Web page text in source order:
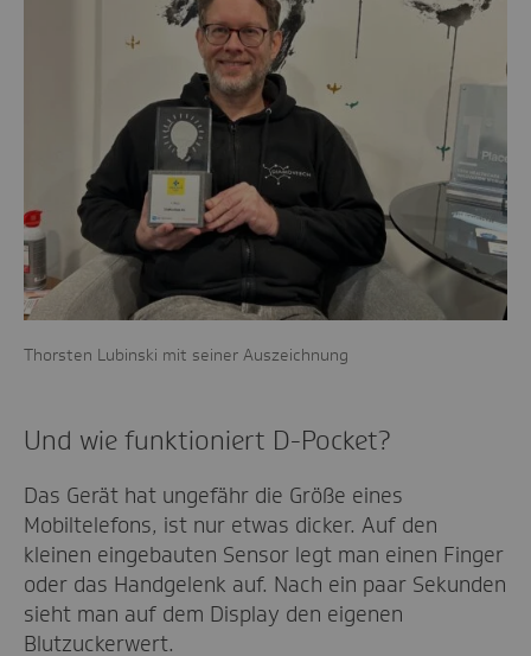
Thorsten Lubinski mit seiner Auszeichnung
Und wie funktioniert D-Pocket?
Das Gerät hat ungefähr die Größe eines
Mobiltelefons, ist nur etwas dicker. Auf den
kleinen eingebauten Sensor legt man einen Finger
oder das Handgelenk auf. Nach ein paar Sekunden
sieht man auf dem Display den eigenen
Blutzuckerwert.